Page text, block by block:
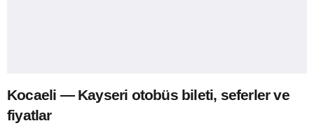
Kocaeli — Kayseri otobüs bileti, seferler ve
fiyatlar